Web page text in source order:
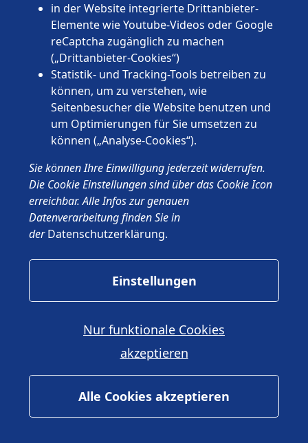
Kontakt
Complete required fields(*)
Kontakt
Vorname *
Telefonnummer *
E-Mail-Adresse *
in der Website integrierte Drittanbieter-
Elemente wie Youtube-Videos oder Google
reCaptcha zugänglich zu machen
(„Drittanbieter-Cookies“)
Statistik- und Tracking-Tools betreiben zu
können, um zu verstehen, wie
Seitenbesucher die Website benutzen und
um Optimierungen für Sie umsetzen zu
können („Analyse-Cookies“).
Sie können Ihre Einwilligung jederzeit widerrufen.
Die Cookie Einstellungen sind über das Cookie Icon
erreichbar. Alle Infos zur genauen
Datenverarbeitung finden Sie in
der Datenschutzerklärung.
Einstellungen
Nur funktionale Cookies
akzeptieren
Alle Cookies akzeptieren